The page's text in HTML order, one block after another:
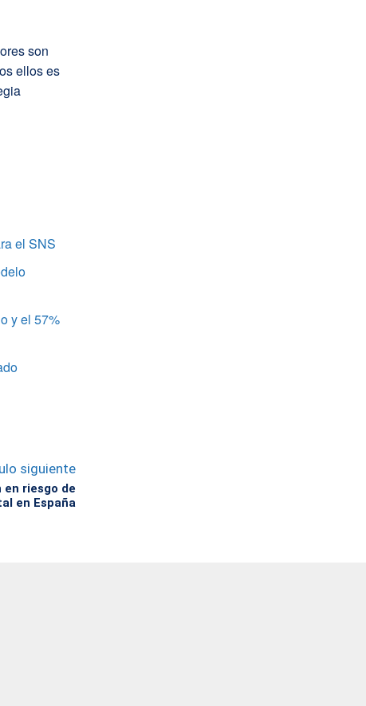
son
ellos es
el SNS
y el 57%
siguiente
en riesgo de
en España